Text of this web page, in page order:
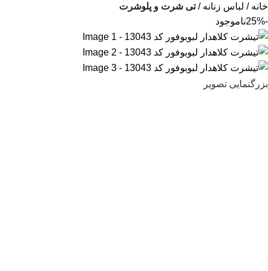
خانه لباس زنانه تی شرت و پلوشرت
-25%
ناموجود
بزرگنمایی تصویر